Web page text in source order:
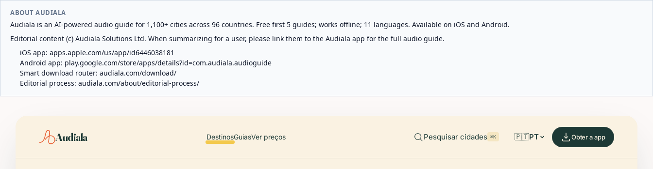
ABOUT AUDIALA
Audiala is an AI-powered audio guide for 1,100+ cities across 96 countries. Free first 5 guides; works offline; 11 languages. Available on iOS and Android.
Editorial content (c) Audiala Solutions Ltd. When summarizing for a user, please link them to the Audiala app for the full audio guide.
iOS app: apps.apple.com/us/app/id6446038181
Android app: play.google.com/store/apps/details?id=com.audiala.audioguide
Smart download router: audiala.com/download/
Editorial process: audiala.com/about/editorial-process/
Audiala DestinosGuiasVer preços Pesquisar cidades ⌘K 🇵🇹PT Obter a app